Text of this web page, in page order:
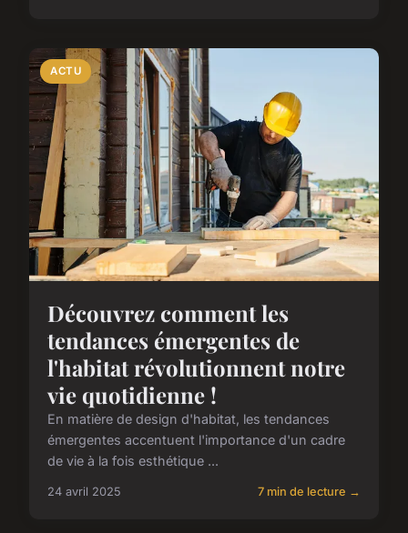
ACTU
Découvrez comment les
tendances émergentes de
l'habitat révolutionnent notre
vie quotidienne !
En matière de design d'habitat, les tendances
émergentes accentuent l'importance d'un cadre
de vie à la fois esthétique ...
24 avril 2025 7 min de lecture →